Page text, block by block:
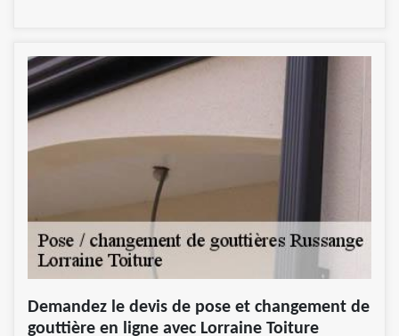
Demandez le devis de pose et changement de
gouttière en ligne avec Lorraine Toiture